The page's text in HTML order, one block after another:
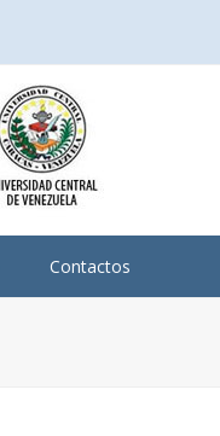
Contactos